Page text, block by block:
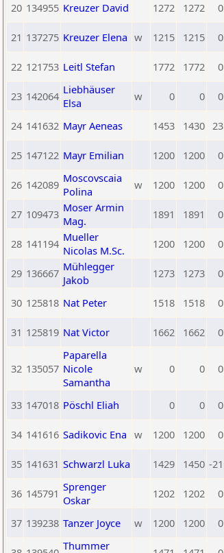
20 134955 Kreuzer David 1272 1272 0
21 137275 Kreuzer Elena w 1215 1215 0
22 121753 Leitl Stefan 1772 1772 0
23 142064 Liebhäuser
Elsa
w 0 0 0
24 141632 Mayr Aeneas 1453 1430 23
25 147122 Mayr Emilian 1200 1200 0
26 142089 Moscovscaia
Polina
w 1200 1200 0
27 109473 Moser Armin
Mag.
1891 1891 0
28 141194 Mueller
Nicolas M.Sc.
1200 1200 0
29 136667 Mühlegger
Jakob
1273 1273 0
30 125818 Nat Peter 1518 1518 0
31 125819 Nat Victor 1662 1662 0
32 135057
Paparella
Nicole
Samantha
w 0 0 0
33 147018 Pöschl Eliah 0 0 0
34 141616 Sadikovic Ena w 1200 1200 0
35 141631 Schwarzl Luka 1429 1450 -21
36 145791 Sprenger
Oskar
1202 1202 0
37 139238 Tanzer Joyce w 1200 1200 0
Thummer